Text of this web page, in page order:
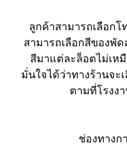
ลูกค้าสามารถเลือก
สามารถเลือกสีของพั
สีมาแต่ละล็อตไม่เห
มั่นใจได้ว่าทางร้านจ
ตามที่โรงง
ช่องทางก